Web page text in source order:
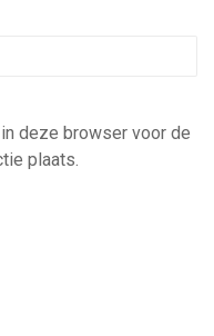
deze browser voor de
plaats.